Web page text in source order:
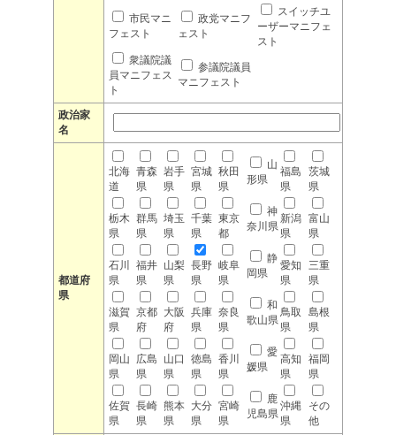
市民マニ
フェスト
政党マニフ
ェスト
スイッチユ
ーザーマニフェ
スト
衆議院議
員マニフェス
ト
参議院議員
マニフェスト
政治家
名
都道府
県
北海
道
青森
県
岩手
県
宮城
県
秋田
県
山
形県
福島
県
茨城
県
栃木
県
群馬
県
埼玉
県
千葉
県
東京
都
神
奈川県
新潟
県
富山
県
石川
県
福井
県
山梨
県
長野
県
岐阜
県
静
岡県
愛知
県
三重
県
滋賀
県
京都
府
大阪
府
兵庫
県
奈良
県
和
歌山県
鳥取
県
島根
県
岡山
県
広島
県
山口
県
徳島
県
香川
県
愛
媛県
高知
県
福岡
県
佐賀
県
長崎
県
熊本
県
大分
県
宮崎
県
鹿
児島県
沖縄
県
その
他